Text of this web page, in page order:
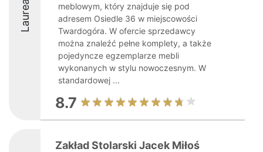
Laureaci
meblowym, który znajduje się pod
adresem Osiedle 36 w miejscowości
Twardogóra. W ofercie sprzedawcy
można znaleźć pełne komplety, a także
pojedyncze egzemplarze mebli
wykonanych w stylu nowoczesnym. W
standardowej ...
8.7
Zakład Stolarski Jacek Miłoś